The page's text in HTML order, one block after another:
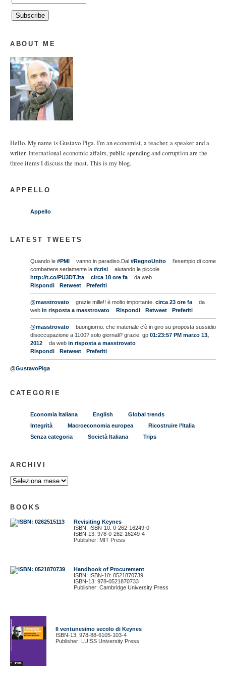
ABOUT ME
Hello. My name is Gustavo Piga. I'm an economist, a teacher, a speaker and a
writer. International economic affairs, public spending and corruption are the
three items I discuss the most. This is my blog.
APPELLO
Appello
LATEST TWEETS
Quando le #PMI vanno in paradiso.Dal #RegnoUnito
l'esempio di come
combattere seriamente la #crisi
aiutando le piccole.
http://t.co/PU3DTJta
circa 18 ore fa
da web
Rispondi
Retweet Preferiti
@masstrovato grazie mille!! è molto importante. circa 23 ore fa
da
web in risposta a masstrovato Rispondi Retweet Preferiti
@masstrovato
buongiorno. che materiale c'è in giro su proposta sussidio
disoccupazione a 1100? solo giornali? grazie. gp 01:23:57 PM marzo 13,
2012
da web in risposta a masstrovato
Rispondi
Retweet Preferiti
@GustavoPiga
CATEGORIE
Economia Italiana English
Global trends
Integrità
Macroeconomia europea
Ricostruire l’Italia
Senza categoria
Società Italiana Trips
ARCHIVI
BOOKS
Revisiting Keynes
ISBN: ISBN-10: 0-262-16249-0
ISBN-13: 978-0-262-16249-4
Publisher: MIT Press
Handbook of Procurement
ISBN: ISBN-10: 0521870739
ISBN-13: 978-0521870733
Publisher: Cambridge University Press
Il ventunesimo secolo di Keynes
ISBN-13: 978-88-6105-103-4
Publisher: LUISS University Press